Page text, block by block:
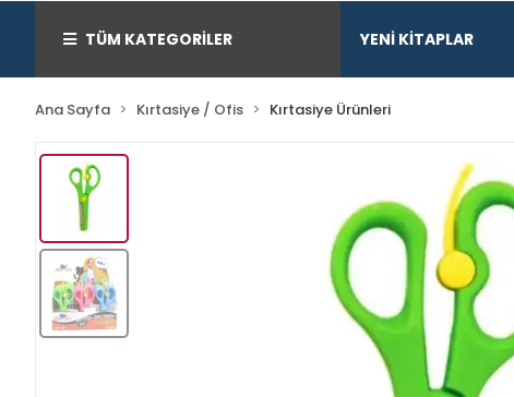
TÜM KATEGORİLER YENİ KİTAPLAR
Ana Sayfa Kırtasiye / Ofis Kırtasiye Ürünleri